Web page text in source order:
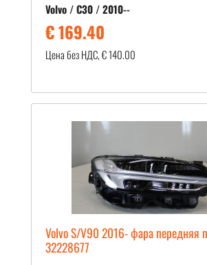
Volvo / C30 / 2010--
€ 169.40
Цена без НДС, € 140.00
Volvo S/V90 2016- фара передняя
32228677